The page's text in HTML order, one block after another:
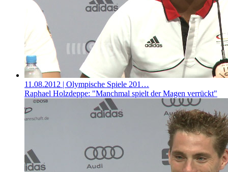
11.08.2012 | Olympische Spiele 201…
Raphael Holzdeppe: "Manchmal spielt der Magen verrückt"